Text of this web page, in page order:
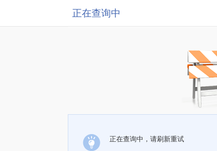
正在查询中
正在查询中，请刷新重试